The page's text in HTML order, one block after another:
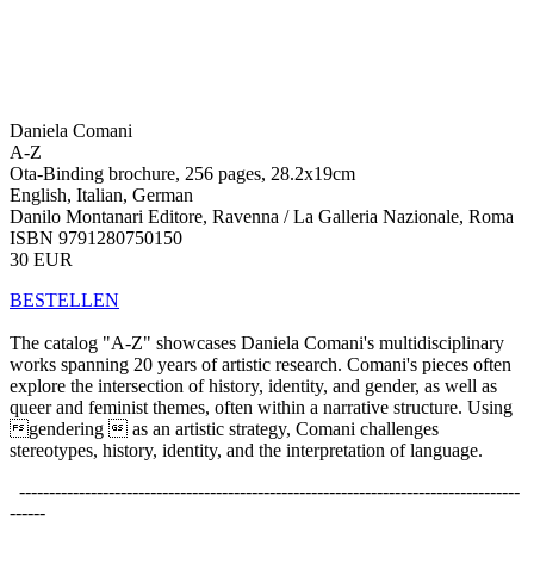
Daniela Comani
A-Z
Ota-Binding brochure, 256 pages, 28.2x19cm
English, Italian, German
Danilo Montanari Editore, Ravenna / La Galleria Nazionale, Roma
ISBN 9791280750150
30 EUR
BESTELLEN
The catalog "A-Z" showcases Daniela Comani's multidisciplinary
works spanning 20 years of artistic research. Comani's pieces often
explore the intersection of history, identity, and gender, as well as
queer and feminist themes, often within a narrative structure. Using
gendering  as an artistic strategy, Comani challenges
stereotypes, history, identity, and the interpretation of language.
------------------------------------------------------------------------------------
------